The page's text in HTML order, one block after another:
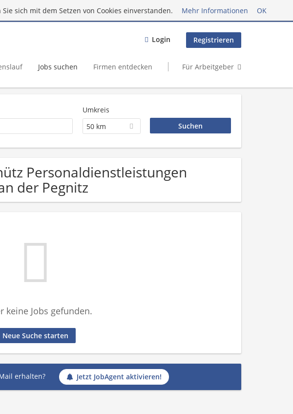
sich mit dem Setzen von Cookies einverstanden. Mehr Informationen OK
Login Registrieren
Jobs suchen Firmen entdecken Für Arbeitgeber
Umkreis
50 km
Personaldienstleistungen
der Pegnitz
keine Jobs gefunden.
Neue Suche starten
erhalten? Jetzt JobAgent aktivieren!